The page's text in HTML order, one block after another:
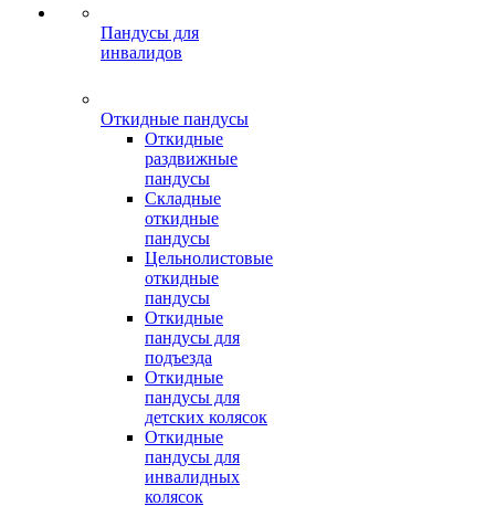
Пандусы для
инвалидов
Откидные пандусы
Откидные
раздвижные
пандусы
Складные
откидные
пандусы
Цельнолистовые
откидные
пандусы
Откидные
пандусы для
подъезда
Откидные
пандусы для
детских колясок
Откидные
пандусы для
инвалидных
колясок